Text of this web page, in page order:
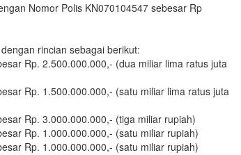
Nomor Polis KN070104547 sebesar Rp
rincian sebagai berikut:
Rp. 2.500.000.000,- (dua miliar lima ratus juta
Rp. 1.500.000.000,- (satu miliar lima ratus juta
Rp. 3.000.000.000,- (tiga miliar rupiah)
Rp. 1.000.000.000,- (satu miliar rupiah)
Rp. 1.000.000.000,- (satu miliar rupiah)